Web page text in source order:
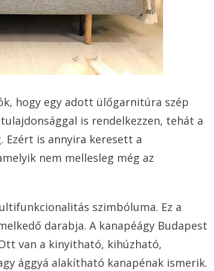
hogy egy adott ülőgarnitúra szép
is rendelkezzen, tehát a
Ezért is annyira keresett a
nem mellesleg még az
szimbóluma. Ez a
darabja. A kanapéágy Budapest
van a kinyitható, kihúzható,
ággyá alakítható kanapénak ismerik.